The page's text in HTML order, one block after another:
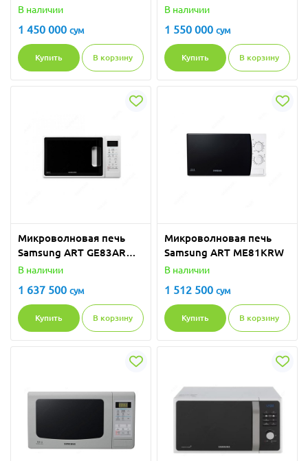
(Solo)
В наличии
1 450 000 сум
Купить В корзину
(Solo)
В наличии
1 550 000 сум
Купить В корзину
Микроволновая печь
Samsung ART GE83ARW
(Grill)
В наличии
1 637 500 сум
Купить В корзину
Микроволновая печь
Samsung ART ME81KRW
В наличии
1 512 500 сум
Купить В корзину